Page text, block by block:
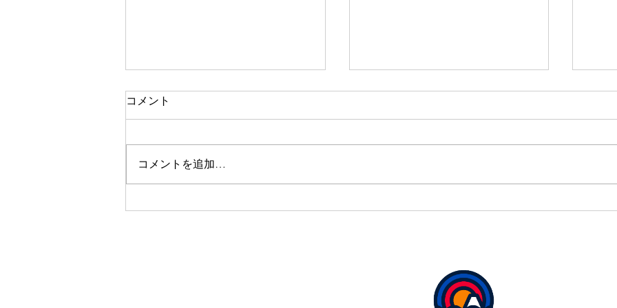
本日の営業 （台風７号・８
おはようございます。 すみだ不
動産は、本日も通常営業しており
響により、夕方以降は天候や交通
ワールドカップ初戦は２－２
本
本日
タッ
コメント
コメントを追加…